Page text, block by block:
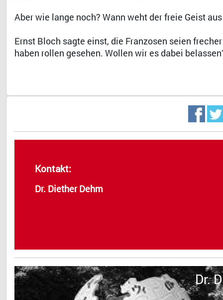
Dr.
Aber wie lange noch? Wann weht der freie Geist
Ernst Bloch sagte einst, die Franzosen seien
haben rollen gesehen. Wollen wir es dabei
Kontakt:
Dr. Diether Dehm